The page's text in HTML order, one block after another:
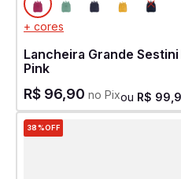
+ cores
Lancheira Grande
Pink
R$ 96,90 no Pixou R$ 99
38%OFF